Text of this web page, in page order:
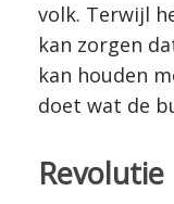
volk. Terwijl
kan zorgen
kan houden
doet wat de
Revolutie